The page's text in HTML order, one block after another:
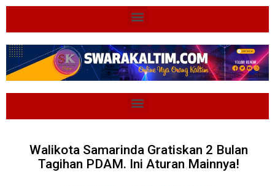
Walikota Samarinda Gratiskan 2 Bulan
Tagihan PDAM. Ini Aturan Mainnya!